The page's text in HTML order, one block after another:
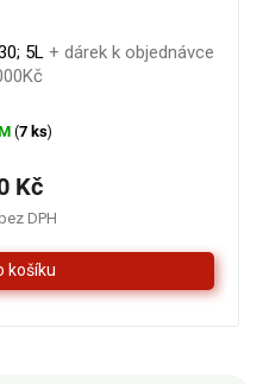
5L + dárek k objednávce
(7 ks)
DPH
Kč